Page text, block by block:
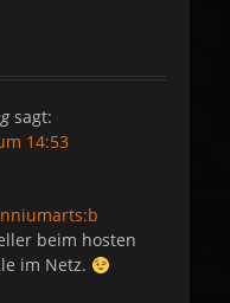
sagt:
14:53
beim hosten
im Netz.